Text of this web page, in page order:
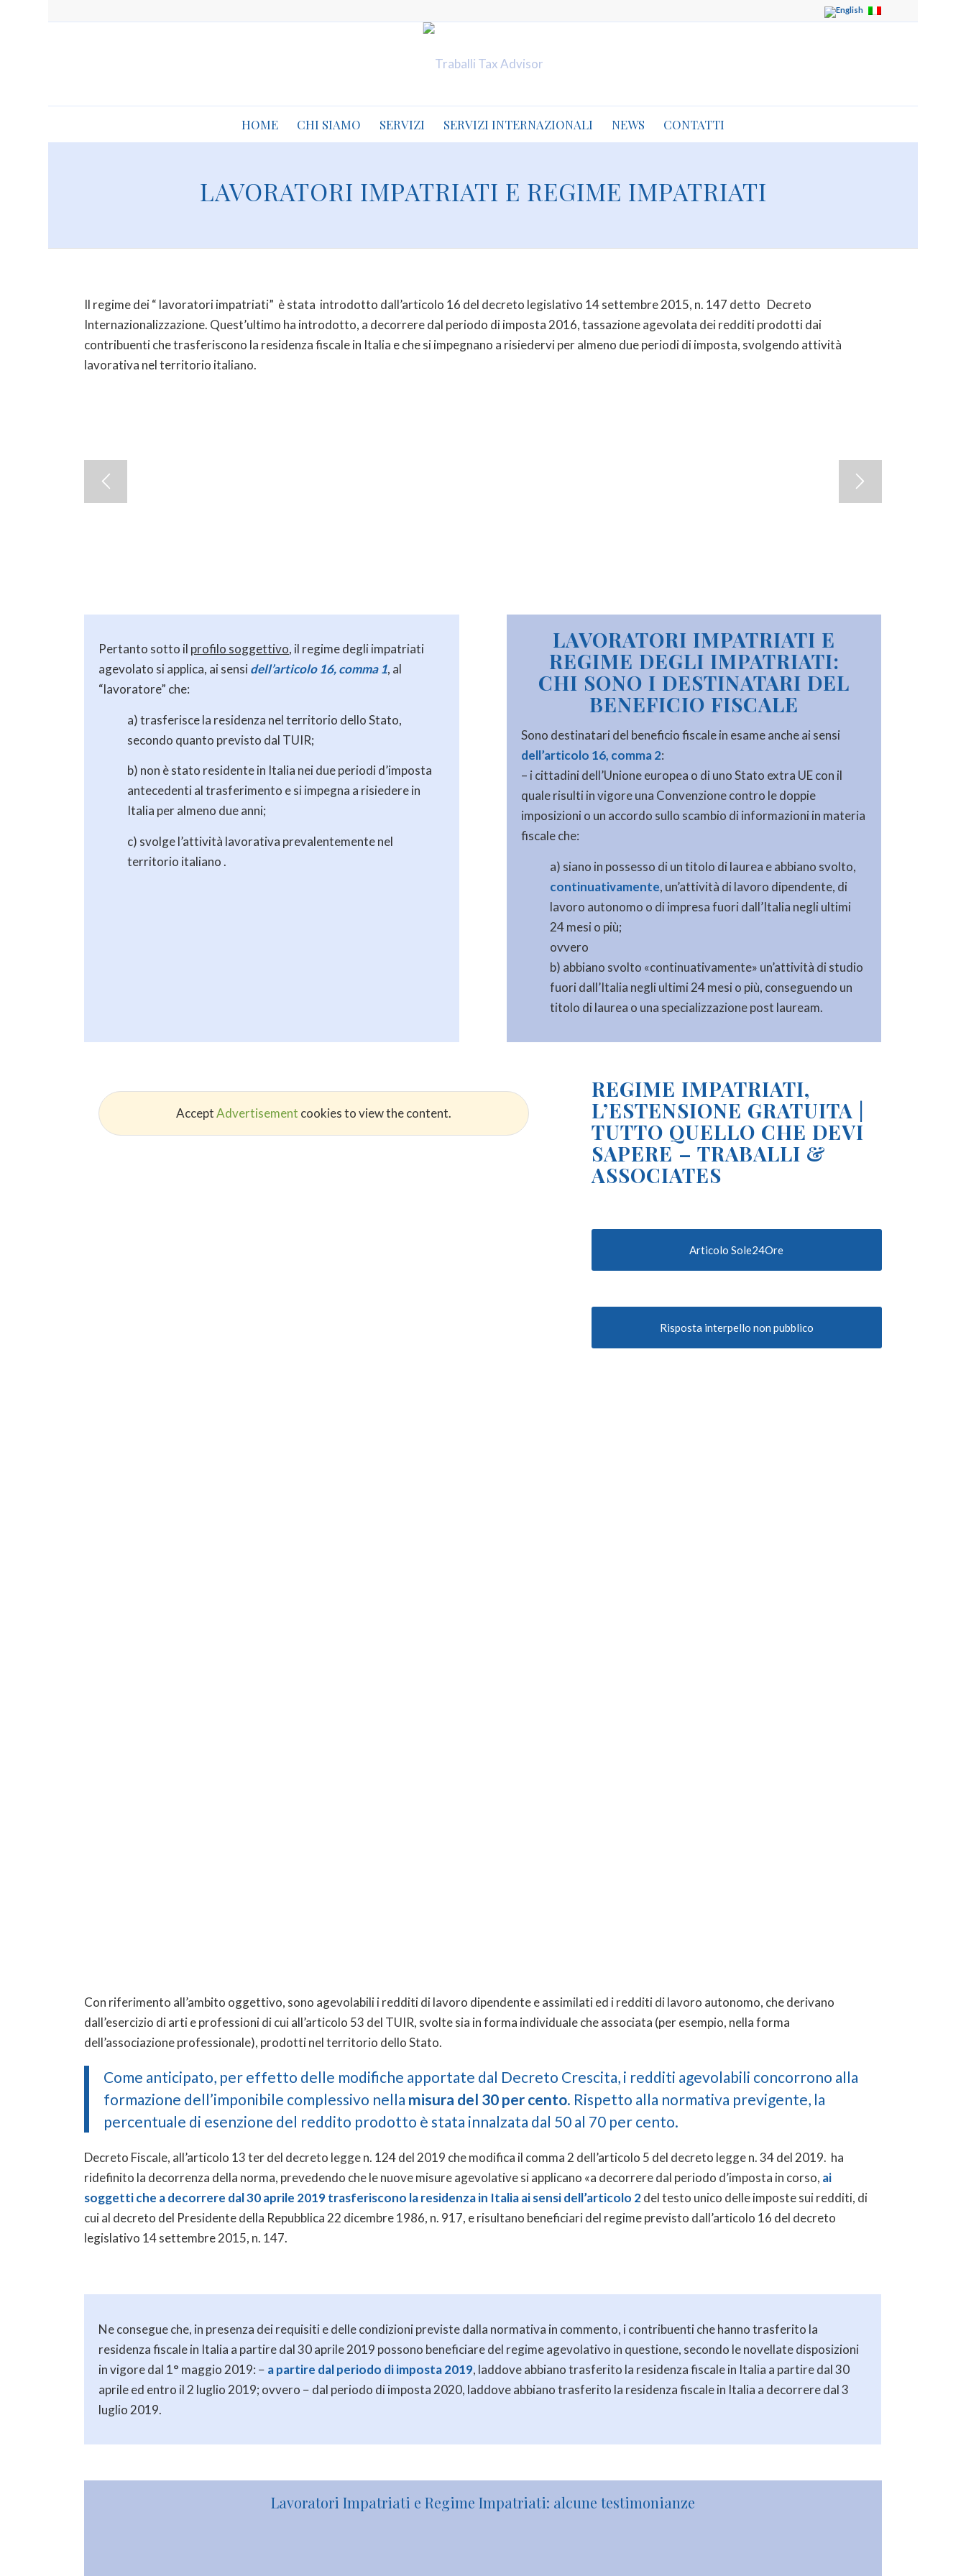
HOME CHI SIAMO SERVIZI SERVIZI INTERNAZIONALI NEWS CONTATTI
LAVORATORI IMPATRIATI E REGIME IMPATRIATI
Il regime dei “ lavoratori impatriati” è stata introdotto dall’articolo 16 del decreto legislativo 14 settembre 2015, n. 147 detto Decreto
Internazionalizzazione. Quest’ultimo ha introdotto, a decorrere dal periodo di imposta 2016, tassazione agevolata dei redditi prodotti dai
contribuenti che trasferiscono la residenza fiscale in Italia e che si impegnano a risiedervi per almeno due periodi di imposta, svolgendo attività
lavorativa nel territorio italiano.
Pertanto sotto il profilo soggettivo, il regime degli impatriati
agevolato si applica, ai sensidell’articolo 16, comma 1, al
“lavoratore” che:
a) trasferisce la residenza nel territorio dello Stato,
secondo quanto previsto dal TUIR;
b) non è stato residente in Italia nei due periodi d’imposta
antecedenti al trasferimento e si impegna a risiedere in
Italia per almeno due anni;
c) svolge l’attività lavorativa prevalentemente nel
territorio italiano .
LAVORATORI IMPATRIATI E
REGIME DEGLI IMPATRIATI:
CHI SONO I DESTINATARI DEL
BENEFICIO FISCALE
Sono destinatari del beneficio fiscale in esame anche ai sensi
dell’articolo 16, comma 2:
– i cittadini dell’Unione europea o di uno Stato extra UE con il
quale risulti in vigore una Convenzione contro le doppie
imposizioni o un accordo sullo scambio di informazioni in materia
fiscale che:
a) siano in possesso di un titolo di laurea e abbiano svolto,
continuativamente, un’attività di lavoro dipendente, di
lavoro autonomo o di impresa fuori dall’Italia negli ultimi
24 mesi o più;
ovvero
b) abbiano svolto «continuativamente» un’attività di studio
fuori dall’Italia negli ultimi 24 mesi o più, conseguendo un
titolo di laurea o una specializzazione post lauream.
AcceptAdvertisement cookies to view the content.
REGIME IMPATRIATI,
L’ESTENSIONE GRATUITA |
TUTTO QUELLO CHE DEVI
SAPERE – TRABALLI &
ASSOCIATES
Articolo Sole24Ore
Risposta interpello non pubblico
Con riferimento all’ambito oggettivo, sono agevolabili i redditi di lavoro dipendente e assimilati ed i redditi di lavoro autonomo, che derivano
dall’esercizio di arti e professioni di cui all’articolo 53 del TUIR, svolte sia in forma individuale che associata (per esempio, nella forma
dell’associazione professionale), prodotti nel territorio dello Stato.
Come anticipato, per effetto delle modifiche apportate dal Decreto Crescita, i redditi agevolabili concorrono alla
formazione dell’imponibile complessivo nella misura del 30 per cento. Rispetto alla normativa previgente, la
percentuale di esenzione del reddito prodotto è stata innalzata dal 50 al 70 per cento.
Decreto Fiscale, all’articolo 13 ter del decreto legge n. 124 del 2019 che modifica il comma 2 dell’articolo 5 del decreto legge n. 34 del 2019. ha
ridefinito la decorrenza della norma, prevedendo che le nuove misure agevolative si applicano «a decorrere dal periodo d’imposta in corso, ai
soggetti che a decorrere dal 30 aprile 2019 trasferiscono la residenza in Italia ai sensi dell’articolo 2del testo unico delle imposte sui redditi, di
cui al decreto del Presidente della Repubblica 22 dicembre 1986, n. 917, e risultano beneficiari del regime previsto dall’articolo 16 del decreto
legislativo 14 settembre 2015, n. 147.
Ne consegue che, in presenza dei requisiti e delle condizioni previste dalla normativa in commento, i contribuenti che hanno trasferito la
residenza fiscale in Italia a partire dal 30 aprile 2019 possono beneficiare del regime agevolativo in questione, secondo le novellate disposizioni
in vigore dal 1° maggio 2019: − a partire dal periodo di imposta 2019, laddove abbiano trasferito la residenza fiscale in Italia a partire dal 30
aprile ed entro il 2 luglio 2019; ovvero − dal periodo di imposta 2020, laddove abbiano trasferito la residenza fiscale in Italia a decorrere dal 3
luglio 2019.
Lavoratori Impatriati e Regime Impatriati: alcune testimonianze